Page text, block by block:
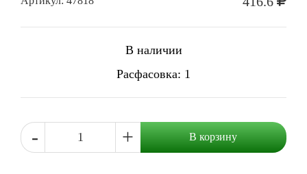
В наличии
Расфасовка: 1
- + В корзину